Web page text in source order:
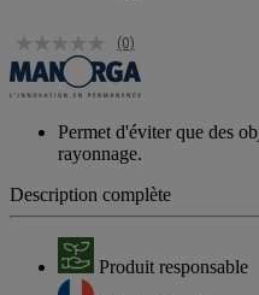
(0)
Permet d'éviter que des
rayonnage.
Description complète
Produit responsable